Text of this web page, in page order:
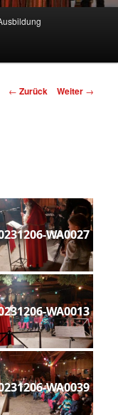
Beitragsnavigation
← Zurück Weiter →
WA0027
WA0013
WA0039